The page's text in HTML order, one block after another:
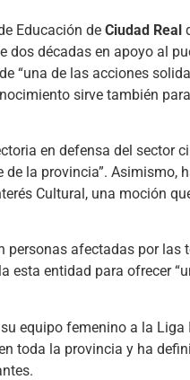
Educación de Ciudad Real
dos décadas en apoyo al
“una de las acciones
sirve también
en defensa del sector
la provincia”. Asimismo,
Cultural, una moción
personas afectadas por las
esta entidad para ofrecer
equipo femenino a la Liga
toda la provincia y ha